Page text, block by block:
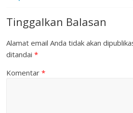
Tinggalkan Balasan
Alamat email Anda tidak akan
ditandai*
Komentar*